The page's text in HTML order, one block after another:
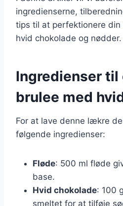
ingredienserne,
tips til at perfektionere din
hvid chokolade og nødder.
Ingredienser til
brulee med
For at lave denne lækre
følgende ingredienser:
Fløde: 500 ml fløde
base.
Hvid chokolade: 100
smeltet for at tilføje